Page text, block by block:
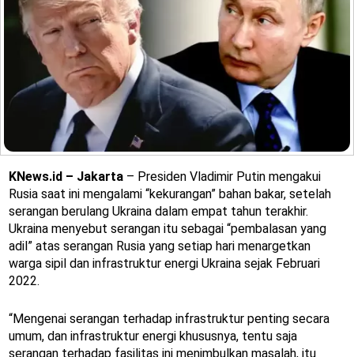
KNews.id – Jakarta – Presiden Vladimir Putin mengakui
Rusia saat ini mengalami “kekurangan” bahan bakar, setelah
serangan berulang Ukraina dalam empat tahun terakhir.
Ukraina menyebut serangan itu sebagai “pembalasan yang
adil” atas serangan Rusia yang setiap hari menargetkan
warga sipil dan infrastruktur energi Ukraina sejak Februari
2022.
“Mengenai serangan terhadap infrastruktur penting secara
umum, dan infrastruktur energi khususnya, tentu saja
serangan terhadap fasilitas ini menimbulkan masalah, itu